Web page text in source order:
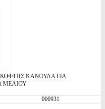
ΚΑΝΟΥΛΑ ΓΙΑ
ΜΕΛΙΟΥ
000931